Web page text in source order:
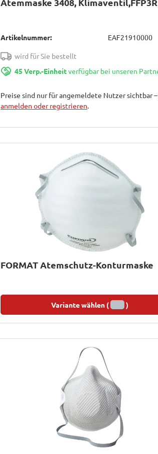
Artikelnummer: EAF21910000
wird für Sie bestellt
45 Verp.-Einheitverfügbar bei unseren
Preise sind nur für angemeldete Nutzer sichtbar
anmelden oder registrieren.
FORMAT Atemschutz-Konturmaske
Variante wählen ( )